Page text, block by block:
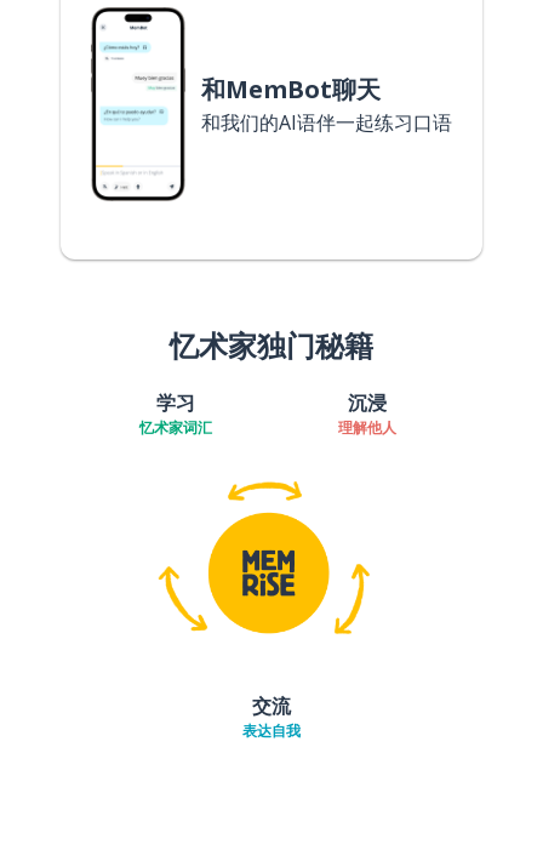
和MemBot聊天
和我们的AI语伴一起练习口语
忆术家独门秘籍
学习
忆术家词汇
沉浸
理解他人
交流
表达自我